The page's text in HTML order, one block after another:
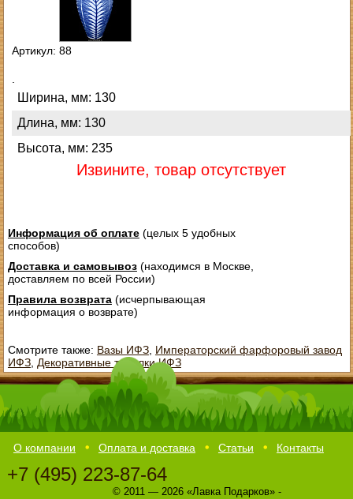
Артикул: 88
Ширина, мм: 130
Длина, мм: 130
Высота, мм: 235
Извините, товар отсутствует
Информация об оплате(целых 5 удобных
способов)
Доставка и самовывоз(находимся в Москве,
доставляем по всей России)
Правила возврата(исчерпывающая
информация о возврате)
Смотрите также: Вазы ИФЗ, Императорский фарфоровый завод
ИФЗ, Декоративные тарелки ИФЗ
О компании Оплата и доставка Статьи Контакты
+7 (495) 223-87-64
© 2011 — 2026 «Лавка Подарков» -